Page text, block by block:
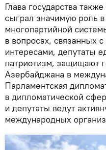
Глава государства
сыграл значимую роль
многопартийной
в вопросах, связанных
интересами, депутаты
патриотизм, защищают
Азербайджана в
Парламентская
в дипломатической
и депутаты ведут
международных